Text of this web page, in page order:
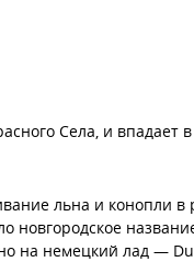
Села, и
льна и конопли
немецкий лад —